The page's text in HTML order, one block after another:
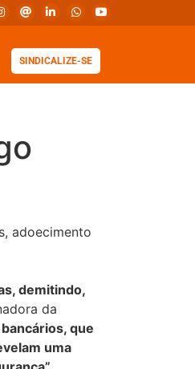
SINDICALIZE-SE
adoecimento
demitindo,
da
que
uma